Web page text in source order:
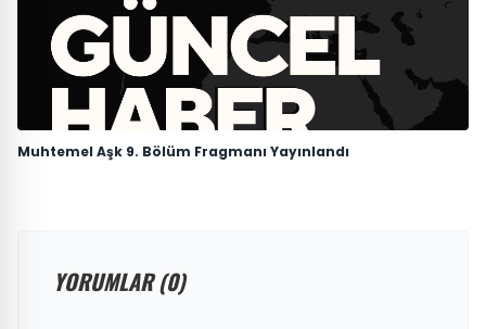
Muhtemel Aşk 9. Bölüm Fragmanı Yayınlandı
YORUMLAR (0)